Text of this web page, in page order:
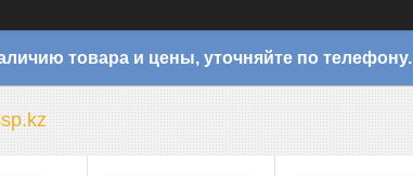
товара и цены, уточняйте по телефону.